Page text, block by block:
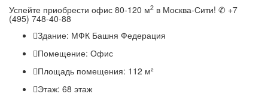
Успейте приобрести офис 80-120 м2 в Москва-Сити! ✆ +7
(495) 748-40-88
Здание: МФК Башня Федерация
Помещение: Офис
Площадь помещения: 112 м²
Этаж: 68 этаж